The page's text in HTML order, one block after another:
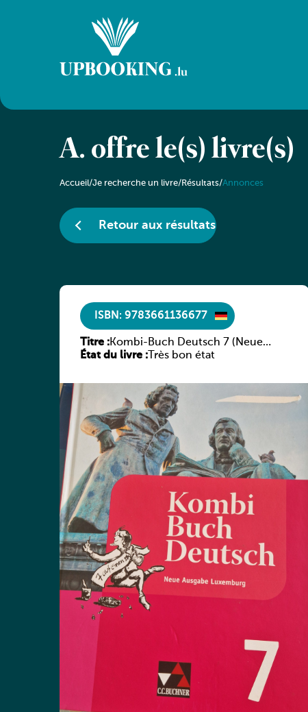
A. offre le(s) livre(s)
Accueil/Je recherche un livre/Résultats/Annonces
Retour aux résultats
ISBN: 9783661136677
Titre :Kombi-Buch Deutsch 7 (Neue
Ausgabe Luxemburg)
État du livre : Très bon état